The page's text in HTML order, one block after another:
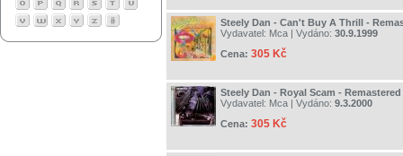
Steely Dan - Can't Buy A Thrill -
Vydavatel: Mca | Vydáno: 30.9.1999
Cena: 305 Kč
Steely Dan - Royal Scam - Remastered
Vydavatel: Mca | Vydáno: 9.3.2000
Cena: 305 Kč